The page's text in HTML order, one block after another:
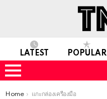
LATEST POPULAR
Menu
You are here:
Home แกะกล่องเครื่องมือ